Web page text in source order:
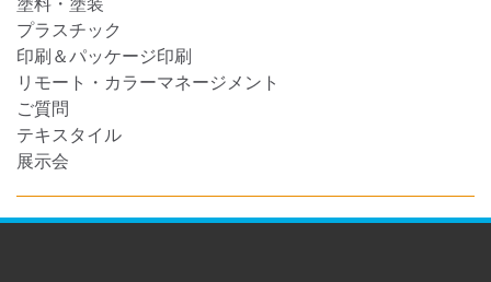
プラスチック
印刷＆パッケージ印刷
リモート・カラーマネージメント
ご質問
テキスタイル
展示会